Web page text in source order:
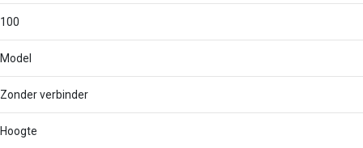
100
Model
Zonder verbinder
Hoogte